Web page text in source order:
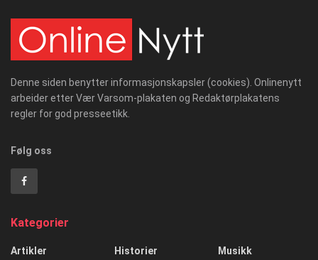
Denne siden benytter informasjonskapsler (cookies). Onlinenytt
arbeider etter Vær Varsom-plakaten og Redaktørplakatens
regler for god presseetikk.
Følg oss
Kategorier
Artikler
Historier
Musikk